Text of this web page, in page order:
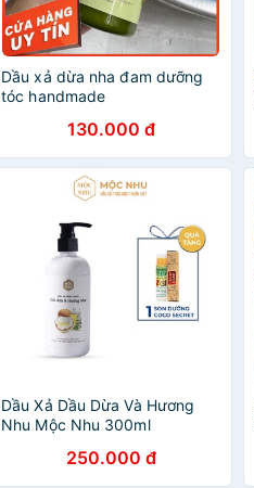
Dầu xả dừa nha đam dưỡng
tóc handmade
130.000 đ
Dầu Xả Dầu Dừa Và Hương
Nhu Mộc Nhu 300ml
250.000 đ